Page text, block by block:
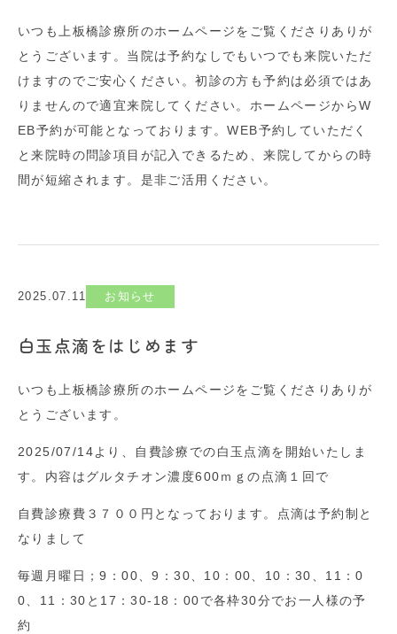
いつも上板橋診療所のホームページをご覧くださりありが
とうございます。当院は予約なしでもいつでも来院いただ
けますのでご安心ください。初診の方も予約は必須ではあ
りませんので適宜来院してください。ホームページからW
EB予約が可能となっております。WEB予約していただく
と来院時の問診項目が記入できるため、来院してからの時
間が短縮されます。是非ご活用ください。
2025.07.11 お知らせ
白玉点滴をはじめます
いつも上板橋診療所のホームページをご覧くださりありが
とうございます。
2025/07/14より、自費診療での白玉点滴を開始いたしま
す。内容はグルタチオン濃度600ｍｇの点滴１回で
自費診療費３７００円となっております。点滴は予約制と
なりまして
毎週月曜日；9：00、9：30、10：00、10：30、11：0
0、11：30と17：30-18：00で各枠30分でお一人様の予
約